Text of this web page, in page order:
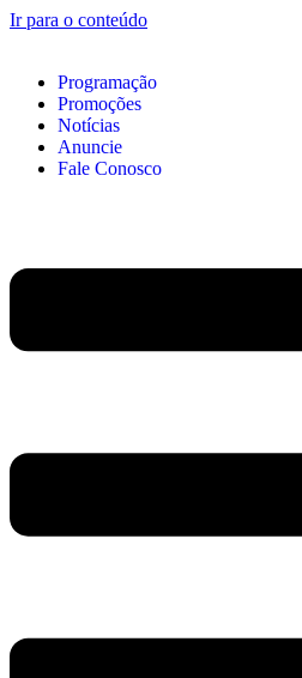
Ir para o conteúdo
Programação
Promoções
Notícias
Anuncie
Fale Conosco